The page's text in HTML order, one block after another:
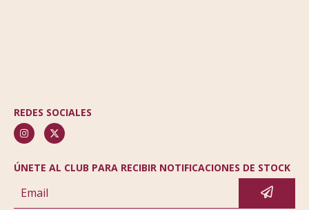
REDES SOCIALES
ÚNETE AL CLUB PARA RECIBIR NOTIFICACIONES DE STOCK